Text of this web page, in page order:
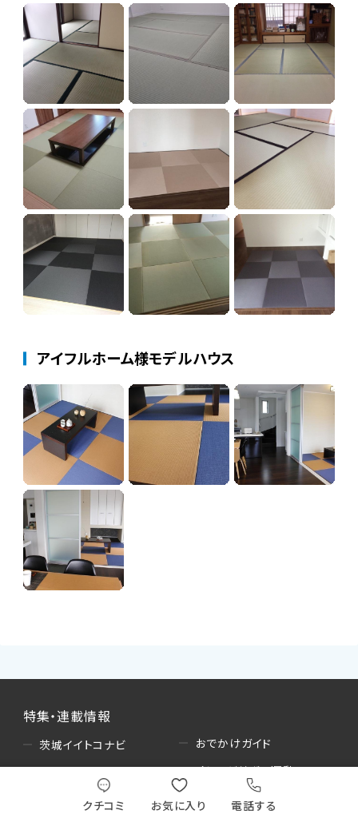
クチコミ お気に入り 電話する
アイフルホーム様モデルハウス
特集・連載情報
茨城イイトコナビ
水戸ホーリーホック
旅のススメ
おでかけガイド
オレンジリボン運動
美味しおスタイル